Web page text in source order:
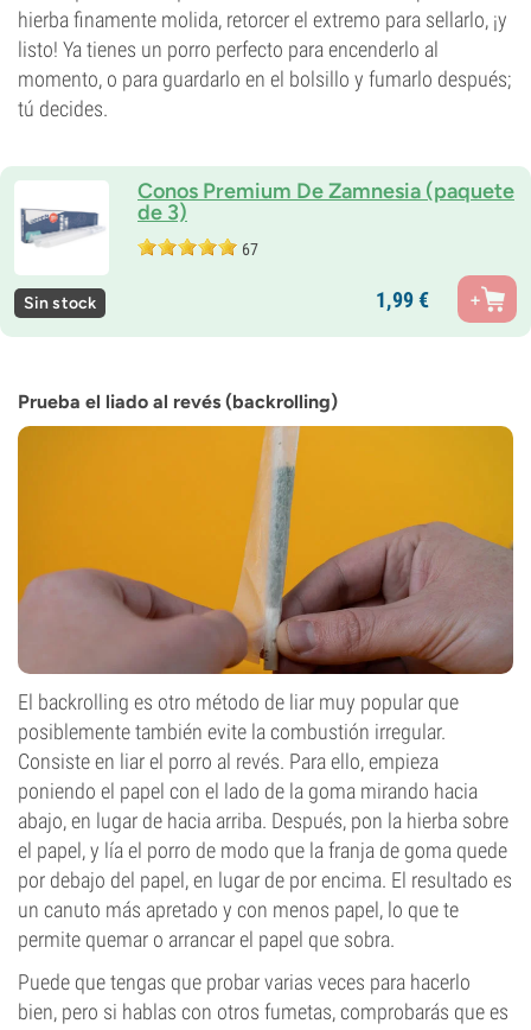
hierba finamente molida, retorcer el extremo para sellarlo, ¡y
listo! Ya tienes un porro perfecto para encenderlo al
momento, o para guardarlo en el bolsillo y fumarlo después;
tú decides.
Conos Premium De Zamnesia (paquete
de 3)
67
Sin stock 1,99€
Prueba el liado al revés (backrolling)
El backrolling es otro método de liar muy popular que
posiblemente también evite la combustión irregular.
Consiste en liar el porro al revés. Para ello, empieza
poniendo el papel con el lado de la goma mirando hacia
abajo, en lugar de hacia arriba. Después, pon la hierba sobre
el papel, y lía el porro de modo que la franja de goma quede
por debajo del papel, en lugar de por encima. El resultado es
un canuto más apretado y con menos papel, lo que te
permite quemar o arrancar el papel que sobra.
Puede que tengas que probar varias veces para hacerlo
bien, pero si hablas con otros fumetas, comprobarás que es